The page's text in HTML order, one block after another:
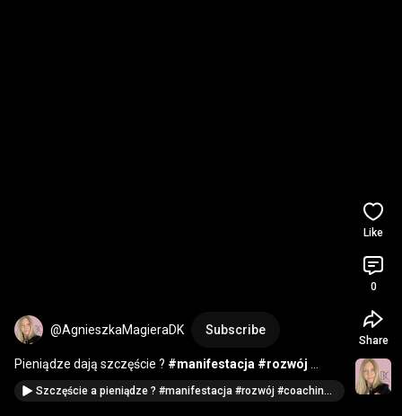
@AgnieszkaMagieraDK Subscribe
Pieniądze dają szczęście ? #manifestacja #rozwój
#coaching#quantum#spirituality#finanse#finance
Szczęście a pieniądze ? #manifestacja #rozwój #coaching #quantum #spirituality #finanse #szczęście
Like
0
Share